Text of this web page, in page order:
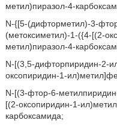
метил)пиразол-4-
N-{[5-(дифторметил)-3-
(метоксиметил)-1-({4-[(2-
метил)пиразол-4-
N-[(3,5-дифторпиридин-2-
оксопиридин-1-
N-[(3-фтор-6-
[(2-оксопиридин-1-
карбоксамида;